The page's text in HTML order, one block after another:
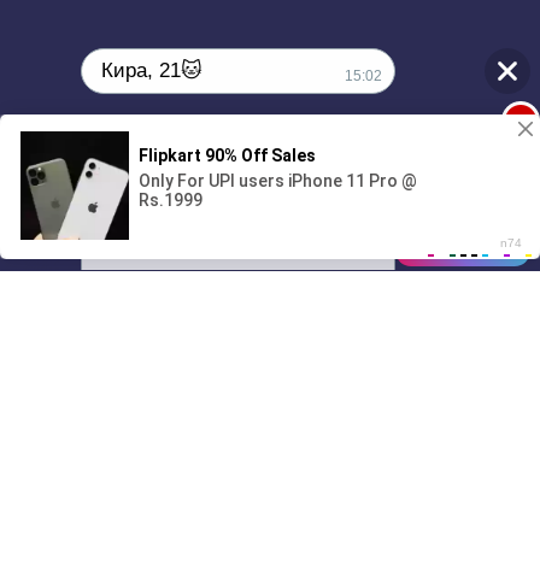
01/07
00:00
Кира, 21🐱 15:02
Поиграешь со мной? 💖🐾
15:02
1